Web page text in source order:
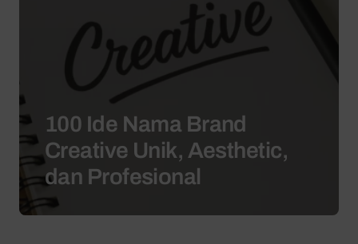
100 Ide Nama Brand
Creative Unik, Aesthetic,
dan Profesional